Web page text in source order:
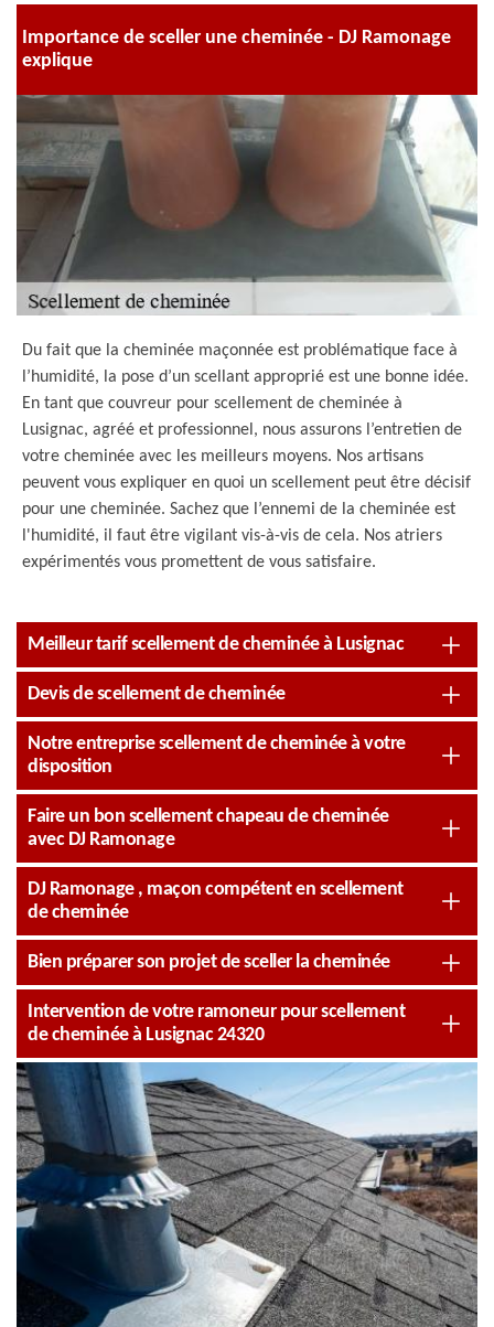
Importance de sceller une cheminée - DJ Ramonage
explique
Du fait que la cheminée maçonnée est problématique face à
l’humidité, la pose d’un scellant approprié est une bonne idée.
En tant que couvreur pour scellement de cheminée à
Lusignac, agréé et professionnel, nous assurons l’entretien de
votre cheminée avec les meilleurs moyens. Nos artisans
peuvent vous expliquer en quoi un scellement peut être décisif
pour une cheminée. Sachez que l’ennemi de la cheminée est
l'humidité, il faut être vigilant vis-à-vis de cela. Nos atriers
expérimentés vous promettent de vous satisfaire.
Meilleur tarif scellement de cheminée à Lusignac
Devis de scellement de cheminée
Notre entreprise scellement de cheminée à votre
disposition
Faire un bon scellement chapeau de cheminée
avec DJ Ramonage
DJ Ramonage , maçon compétent en scellement
de cheminée
Bien préparer son projet de sceller la cheminée
Intervention de votre ramoneur pour scellement
de cheminée à Lusignac 24320